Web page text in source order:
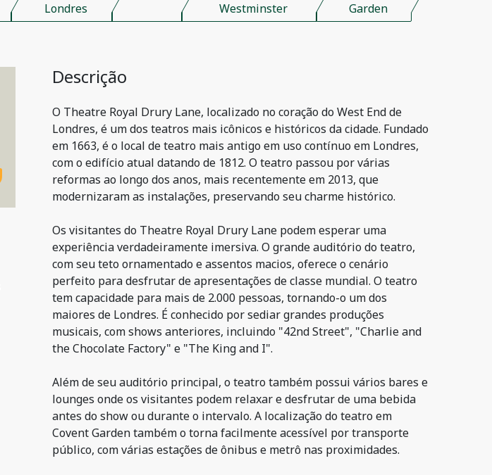
Londres
Westminster
Garden
Descrição
O Theatre Royal Drury Lane, localizado no coração do West End de
Londres, é um dos teatros mais icônicos e históricos da cidade. Fundado
em 1663, é o local de teatro mais antigo em uso contínuo em Londres,
com o edifício atual datando de 1812. O teatro passou por várias
reformas ao longo dos anos, mais recentemente em 2013, que
modernizaram as instalações, preservando seu charme histórico.
Os visitantes do Theatre Royal Drury Lane podem esperar uma
experiência verdadeiramente imersiva. O grande auditório do teatro,
com seu teto ornamentado e assentos macios, oferece o cenário
perfeito para desfrutar de apresentações de classe mundial. O teatro
tem capacidade para mais de 2.000 pessoas, tornando-o um dos
maiores de Londres. É conhecido por sediar grandes produções
musicais, com shows anteriores, incluindo "42nd Street", "Charlie and
the Chocolate Factory" e "The King and I".
Além de seu auditório principal, o teatro também possui vários bares e
lounges onde os visitantes podem relaxar e desfrutar de uma bebida
antes do show ou durante o intervalo. A localização do teatro em
Covent Garden também o torna facilmente acessível por transporte
público, com várias estações de ônibus e metrô nas proximidades.